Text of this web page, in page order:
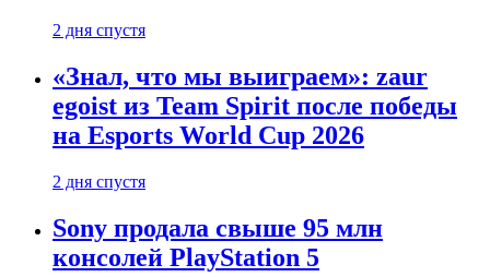
2 дня спустя
«Знал, что мы выиграем»: zaur
egoist из Team Spirit после победы
на Esports World Cup 2026
2 дня спустя
Sony продала свыше 95 млн
консолей PlayStation 5